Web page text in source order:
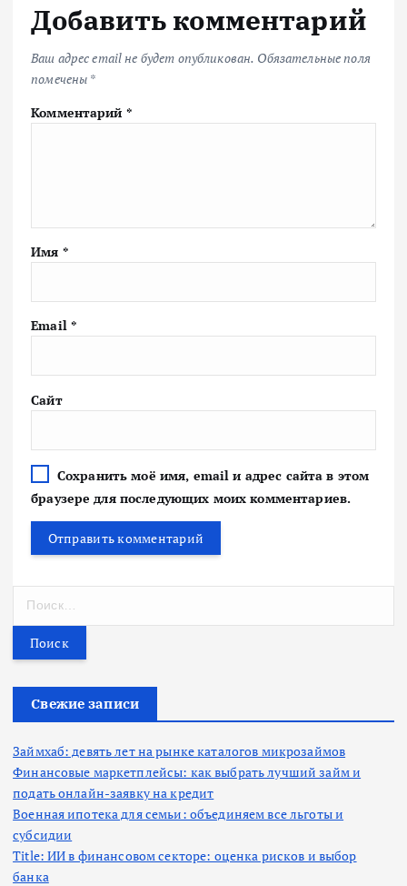
Добавить комментарий
Ваш адрес email не будет опубликован. Обязательные поля
помечены *
Комментарий *
Имя *
Email *
Сайт
Сохранить моё имя, email и адрес сайта в этом
браузере для последующих моих комментариев.
т
Свежие записи
Займхаб: девять лет на рынке каталогов микрозаймов
Финансовые маркетплейсы: как выбрать лучший займ и
подать онлайн-заявку на кредит
Военная ипотека для семьи: объединяем все льготы и
субсидии
Title: ИИ в финансовом секторе: оценка рисков и выбор
банка